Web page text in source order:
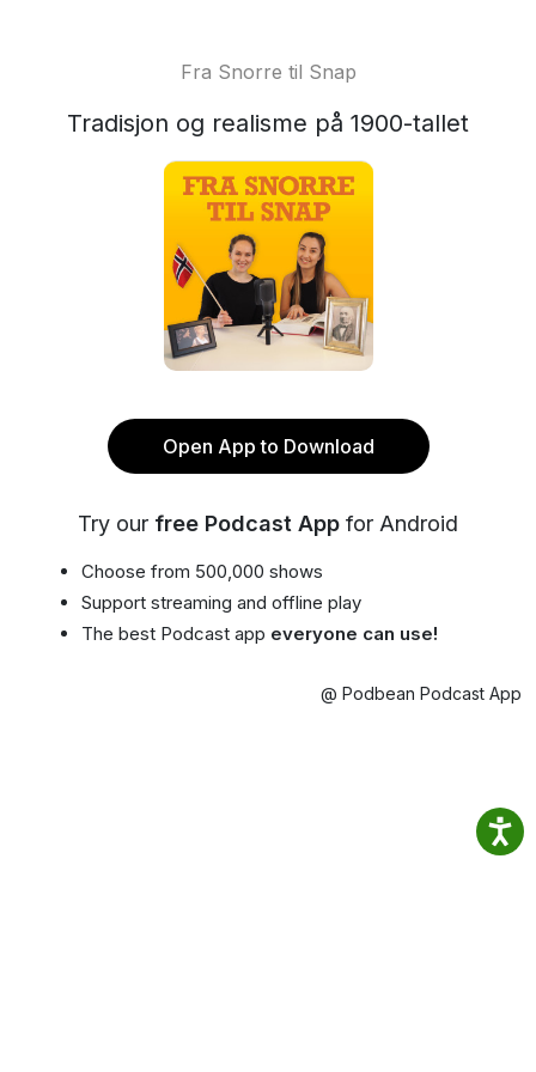
Fra Snorre til Snap
Tradisjon og realisme på 1900-tallet
Open App to Download
Try our free Podcast App for Android
Choose from 500,000 shows
Support streaming and offline play
The best Podcast app everyone can use!
@ Podbean Podcast App